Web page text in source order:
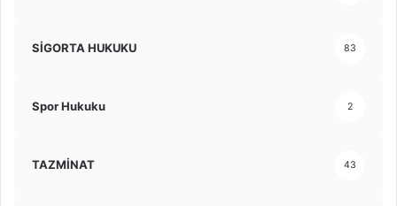
SİGORTA HUKUKU 83
Spor Hukuku 2
TAZMİNAT 43